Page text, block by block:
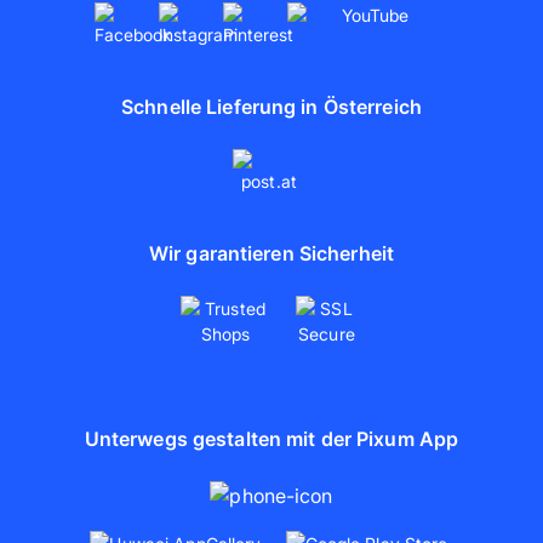
Schnelle Lieferung in Österreich
Wir garantieren Sicherheit
Unterwegs gestalten mit der Pixum App